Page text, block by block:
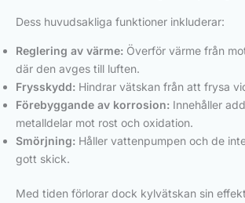
Dess huvudsakliga funktioner inkluderar:
Reglering av värme: Överför värme från
där den avges till luften.
Frysskydd: Hindrar vätskan från att frysa
Förebyggande av korrosion: Innehåller
metalldelar mot rost och oxidation.
Smörjning: Håller vattenpumpen och de
gott skick.
Med tiden förlorar dock kylvätskan sin